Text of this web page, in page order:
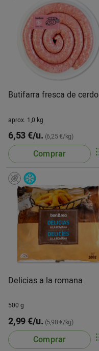
Butifarra fresca de cerdo
aprox. 1,0 kg
6,53 €/u. (6,25 €/kg)
Comprar
Delicias a la romana
500 g
2,99 €/u. (5,98 €/kg)
Comprar